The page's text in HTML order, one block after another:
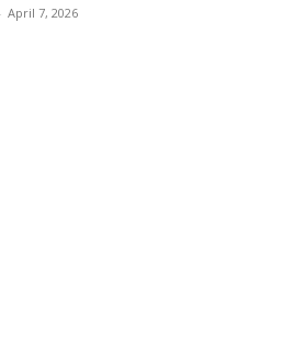
- April 7, 2026